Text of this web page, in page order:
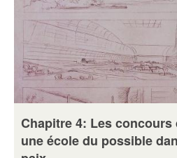
Chapitre 4: Les concours
une école du possible